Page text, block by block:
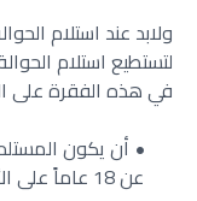
ولابد عند استلام
لتستطيع استلام
في هذه الفقرة على
أن يكون
عن 18 عاماً على الأقل.